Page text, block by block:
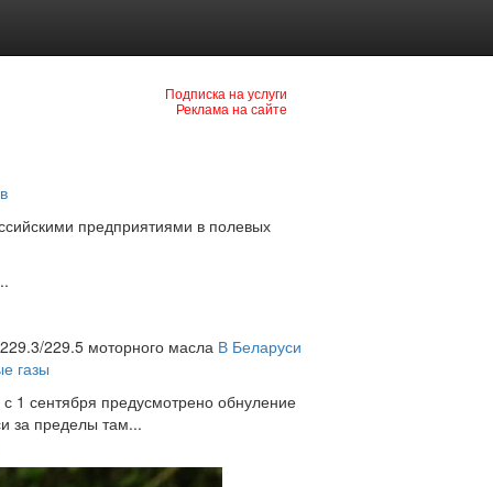
Подписка на услуги
Реклама на сайте
предприятиями в полевых
229.5 моторного масла В Беларуси
газы
1 сентября предусмотрено обнуление
за пределы там...